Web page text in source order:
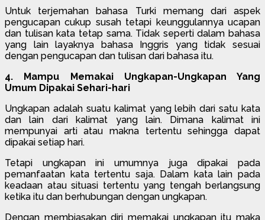
Untuk terjemahan bahasa Turki memang dari aspek
pengucapan cukup susah tetapi keunggulannya ucapan
dan tulisan kata tetap sama. Tidak seperti dalam bahasa
yang lain layaknya bahasa Inggris yang tidak sesuai
dengan pengucapan dan tulisan dari bahasa itu.
4. Mampu Memakai Ungkapan-Ungkapan Yang
Umum Dipakai Sehari-hari
Ungkapan adalah suatu kalimat yang lebih dari satu kata
dan lain dari kalimat yang lain. Dimana kalimat ini
mempunyai arti atau makna tertentu sehingga dapat
dipakai setiap hari.
Tetapi ungkapan ini umumnya juga dipakai pada
pemanfaatan kata tertentu saja. Dalam kata lain pada
keadaan atau situasi tertentu yang tengah berlangsung
ketika itu dan berhubungan dengan ungkapan.
Dengan membiasakan diri memakai ungkapan itu maka